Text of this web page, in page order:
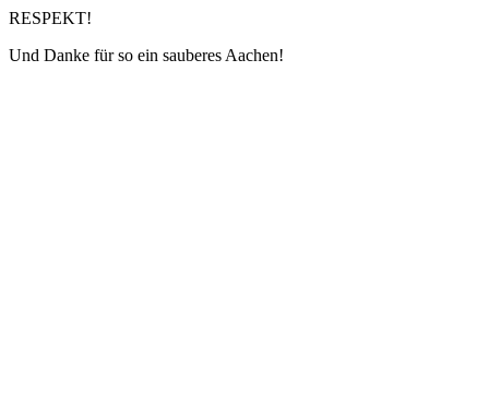
RESPEKT!
Und Danke für so ein sauberes Aachen!